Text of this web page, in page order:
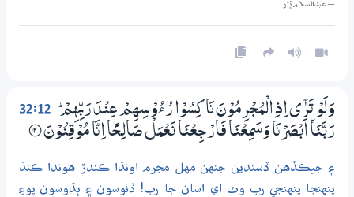
— عبدالسلام ڀُٽو
32:12
وَلَوْ تَرٰٓي اِذِ الْمُجْرِمُوْنَ نَاكِسُوْا رُءُوْسِهِمْ عِنْدَ رَبِّهِمْ ۭ
رَبَّنَآ اَبْصَرْنَا وَسَمِعْنَا فَارْجِعْنَا نَعْمَلْ صَالِـحًا اِنَّا مُوْقِنُوْنَ ؀12
۽ جيڪڏهن ڏسندين جنهن مهل مجرم اونڌا ڪندڙ هوندا ڪنڌ
پنهنجا پنهنجي رب وٽ اي اسان جا رب! ڏٺوسون ۽ ٻڌوسون پوءِ